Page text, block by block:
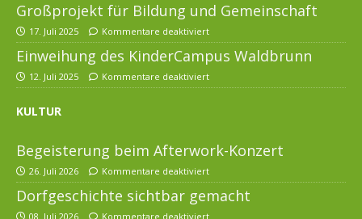
Großprojekt für Bildung und Gemeinschaft
17. Juli 2025 Kommentare deaktiviert
Einweihung des KinderCampus Waldbrunn
12. Juli 2025 Kommentare deaktiviert
KULTUR
Begeisterung beim Afterwork-Konzert
26. Juli 2026 Kommentare deaktiviert
Dorfgeschichte sichtbar gemacht
08. Juli 2026 Kommentare deaktiviert